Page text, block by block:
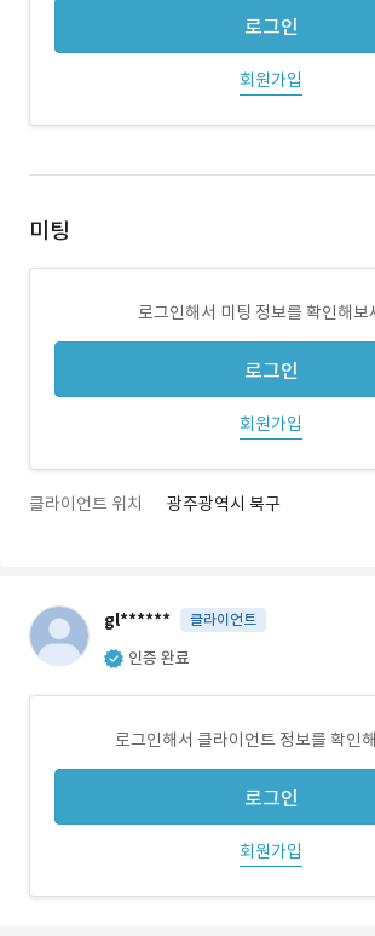
로그인
회원가입
미팅
로그인해서 미팅 정보를 확인해보
로그인
회원가입
클라이언트 위치 광주광역시 북구
gl****** 클라이언트
인증 완료
로그인해서 클라이언트 정보를 확인
로그인
회원가입